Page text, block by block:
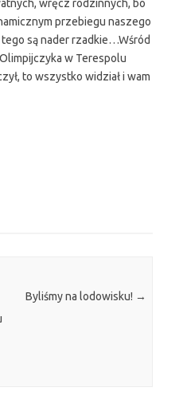
wręcz rodzinnych, bo
przebiegu naszego
są nader rzadkie…Wśród
w Terespolu
to wszystko widział i wam
Byliśmy na lodowisku! →